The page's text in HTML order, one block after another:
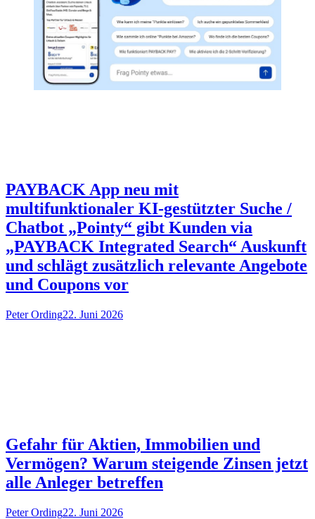
PAYBACK App neu mit
multifunktionaler KI-gestützter Suche /
Chatbot „Pointy“ gibt Kunden via
„PAYBACK Integrated Search“ Auskunft
und schlägt zusätzlich relevante Angebote
und Coupons vor
Peter Ording22. Juni 2026
Gefahr für Aktien, Immobilien und
Vermögen? Warum steigende Zinsen jetzt
alle Anleger betreffen
Peter Ording22. Juni 2026